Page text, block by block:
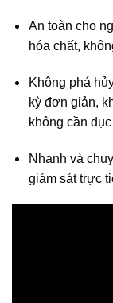
An toàn cho
hóa chất,
Không phá
kỳ đơn giản,
không cần
Nhanh và
giám sát trực